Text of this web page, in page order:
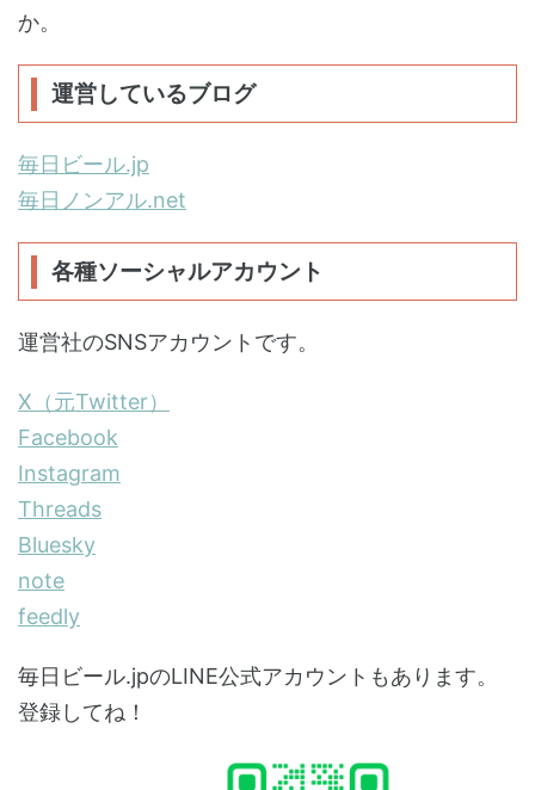
か。
運営しているブログ
毎日ビール.jp
毎日ノンアル.net
各種ソーシャルアカウント
運営社のSNSアカウントです。
X（元Twitter）
Facebook
Instagram
Threads
Bluesky
note
feedly
毎日ビール.jpのLINE公式アカウントもあります。
登録してね！